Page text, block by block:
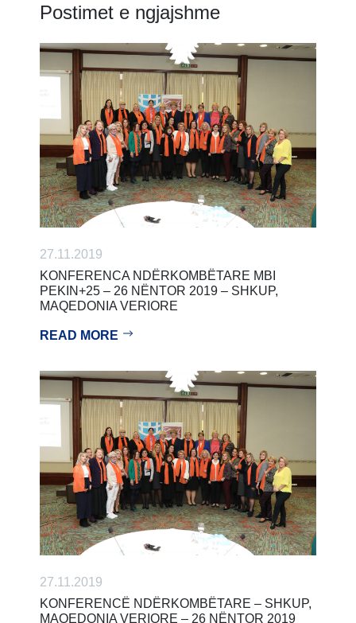
Postimet e ngjajshme
27.11.2019
KONFERENCA NDËRKOMBËTARE MBI
PEKIN+25 – 26 NËNTOR 2019 – SHKUP,
MAQEDONIA VERIORE
READ MORE
27.11.2019
KONFERENCË NDËRKOMBËTARE – SHKUP,
MAQEDONIA VERIORE – 26 NËNTOR 2019